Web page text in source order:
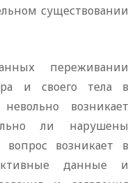
существовании
переживании
и своего тела в
возникает
ли нарушены
вопрос возникает в
данные и